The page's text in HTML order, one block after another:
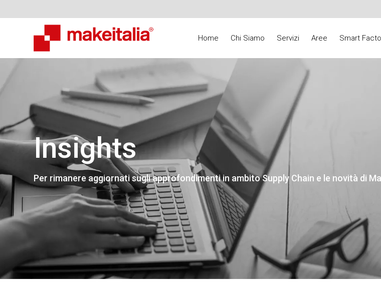
Home Chi Siamo Servizi Aree Smart
Insights
Per rimanere aggiornati sugli approfondimenti in ambito Supply Chain e le novità di